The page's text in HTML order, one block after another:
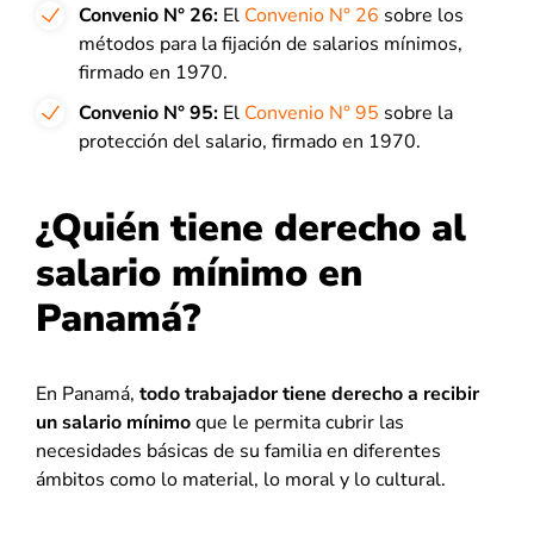
Convenio N° 26: El Convenio N° 26 sobre los
métodos para la fijación de salarios mínimos,
firmado en 1970.
Convenio N° 95: El Convenio N° 95 sobre la
protección del salario, firmado en 1970.
¿Quién tiene derecho al
salario mínimo en
Panamá?
En Panamá, todo trabajador tiene derecho a recibir
un salario mínimoque le permita cubrir las
necesidades básicas de su familia en diferentes
ámbitos como lo material, lo moral y lo cultural.